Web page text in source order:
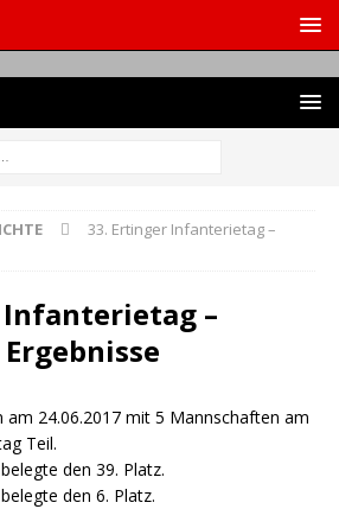
33. Ertinger Infanterietag –
–
am 24.06.2017 mit 5 Mannschaften am
Teil.
den 39. Platz.
den 6. Platz.